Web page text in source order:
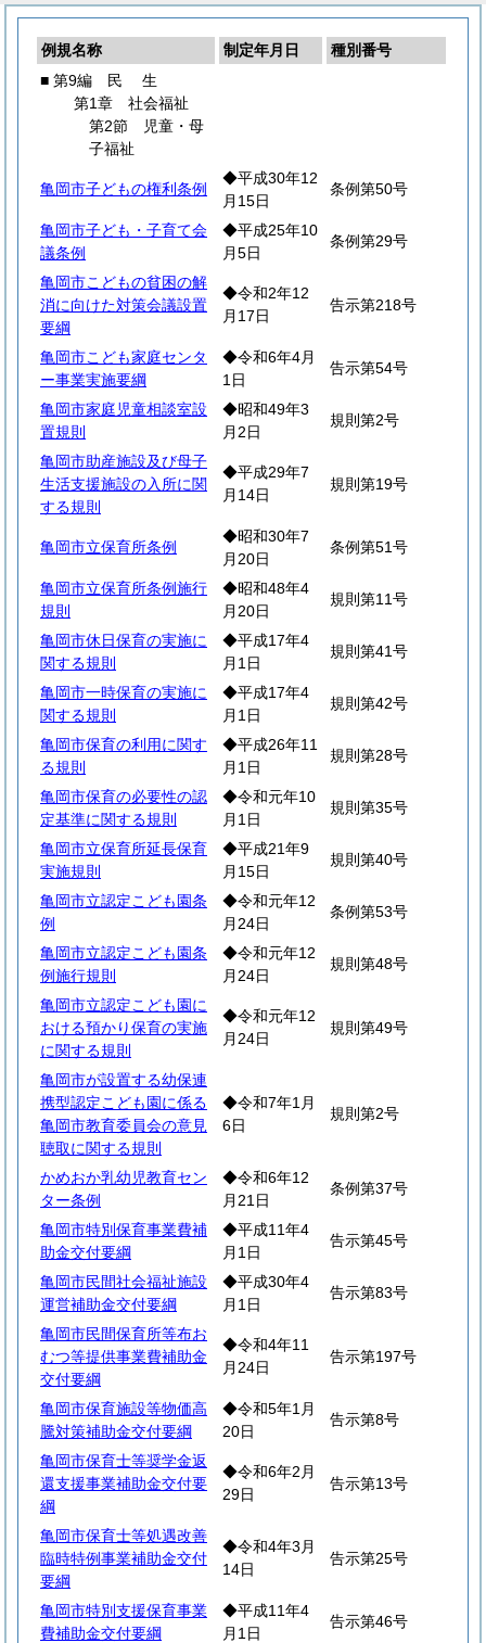
例規名称 制定年月日
種別番号
■ 第9編
民 生
第1章 社会福祉
第2節 児童・母
子福祉
亀岡市子どもの権利条例
◆平成30年12
月15日
条例第50号
亀岡市子ども・子育て会
議条例
◆平成25年10
月5日
条例第29号
亀岡市こどもの貧困の解
消に向けた対策会議設置
要綱
◆令和2年12
月17日
告示第218号
亀岡市こども家庭センタ
ー事業実施要綱
◆令和6年4月
1日
告示第54号
亀岡市家庭児童相談室設
置規則
◆昭和49年3
月2日
規則第2号
亀岡市助産施設及び母子
生活支援施設の入所に関
する規則
◆平成29年7
月14日
規則第19号
亀岡市立保育所条例
◆昭和30年7
月20日
条例第51号
亀岡市立保育所条例施行
規則
◆昭和48年4
月20日
規則第11号
亀岡市休日保育の実施に
関する規則
◆平成17年4
月1日
規則第41号
亀岡市一時保育の実施に
関する規則
◆平成17年4
月1日
規則第42号
亀岡市保育の利用に関す
る規則
◆平成26年11
月1日
規則第28号
亀岡市保育の必要性の認
定基準に関する規則
◆令和元年10
月1日
規則第35号
亀岡市立保育所延長保育
実施規則
◆平成21年9
月15日
規則第40号
亀岡市立認定こども園条
例
◆令和元年12
月24日
条例第53号
亀岡市立認定こども園条
例施行規則
◆令和元年12
月24日
規則第48号
亀岡市立認定こども園に
おける預かり保育の実施
に関する規則
◆令和元年12
月24日
規則第49号
亀岡市が設置する幼保連
携型認定こども園に係る
亀岡市教育委員会の意見
聴取に関する規則
◆令和7年1月
6日
規則第2号
かめおか乳幼児教育セン
ター条例
◆令和6年12
月21日
条例第37号
亀岡市特別保育事業費補
助金交付要綱
◆平成11年4
月1日
告示第45号
亀岡市民間社会福祉施設
運営補助金交付要綱
◆平成30年4
月1日
告示第83号
亀岡市民間保育所等布お
むつ等提供事業費補助金
交付要綱
◆令和4年11
月24日
告示第197号
亀岡市保育施設等物価高
騰対策補助金交付要綱
◆令和5年1月
20日
告示第8号
亀岡市保育士等奨学金返
還支援事業補助金交付要
綱
◆令和6年2月
29日
告示第13号
亀岡市保育士等処遇改善
臨時特例事業補助金交付
要綱
◆令和4年3月
14日
告示第25号
亀岡市特別支援保育事業
費補助金交付要綱
◆平成11年4
月1日
告示第46号